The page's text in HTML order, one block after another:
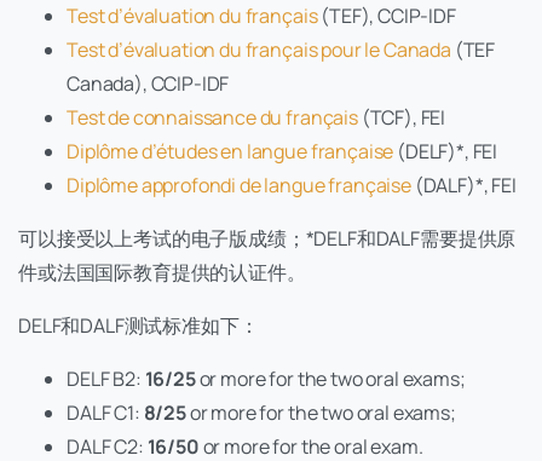
Test d’évaluation du français(TEF), CCIP-IDF
Test d’évaluation du français pour le Canada (TEF
Canada), CCIP-IDF
Test de connaissance du français(TCF), FEI
Diplôme d’études en langue française (DELF)*, FEI
Diplôme approfondi de langue française(DALF)*, FEI
可以接受以上考试的电子版成绩；*DELF和DALF需要提供原
件或法国国际教育提供的认证件。
DELF和DALF测试标准如下：
DELF B2: 16/25or more for the two oral exams;
DALF C1: 8/25or more for the two oral exams;
DALF C2: 16/50or more for the oral exam.